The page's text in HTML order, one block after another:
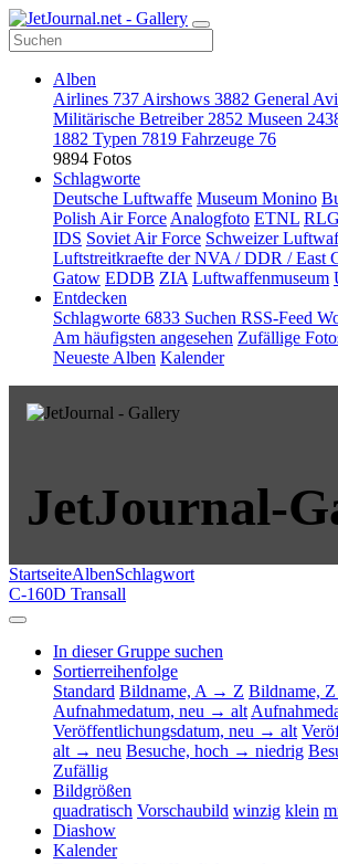
Alben
Airlines 737 Airshows 3882 General
Militärische Betreiber 2852 Museen
1882 Typen 7819 Fahrzeuge 76
9894 Fotos
Schlagworte
Deutsche Luftwaffe Museum Monino
Polish Air Force Analogfoto ETNL RLG
IDS Soviet Air Force Schweizer
Luftstreitkraefte der NVA / DDR / East
Gatow EDDB ZIA Luftwaffenmuseum
Entdecken
Schlagworte 6833 Suchen RSS-Feed
Am häufigsten angesehen Zufällige
Neueste Alben Kalender
JetJournal-
StartseiteAlbenSchlagwort
C-160D Transall
In dieser Gruppe suchen
Sortierreihenfolge
Standard Bildname, A → Z Bildname,
Aufnahmedatum, neu → alt
Veröffentlichungsdatum, neu → alt
alt → neu Besuche, hoch → niedrig
Zufällig
Bildgrößen
quadratisch Vorschaubild winzig klein
Diashow
Kalender